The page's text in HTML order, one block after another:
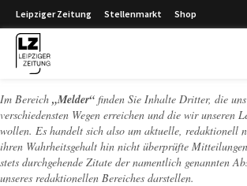
Leipziger Zeitung Stellenmarkt Shop
Im Bereich „Melder“ finden Sie Inhalte Dritter, die
verschiedensten Wegen erreichen und die wir unseren
wollen. Es handelt sich also um aktuelle, redaktionell
ihren Wahrheitsgehalt hin nicht überprüfte
stets durchgehende Zitate der namentlich genannten
unseres redaktionellen Bereiches darstellen.